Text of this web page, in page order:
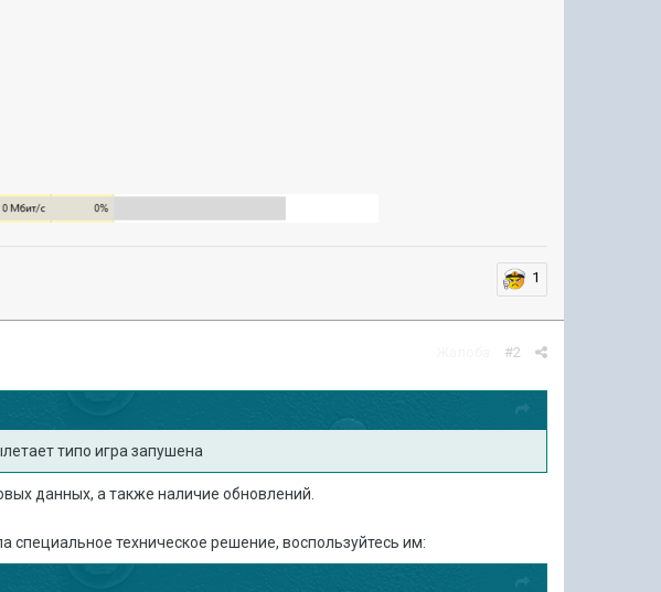
1
#2
типо игра запушена
данных, а также наличие обновлений.
техническое решение, воспользуйтесь им: